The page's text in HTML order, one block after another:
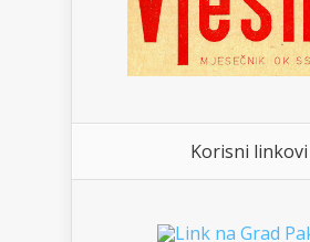
Korisni linkovi